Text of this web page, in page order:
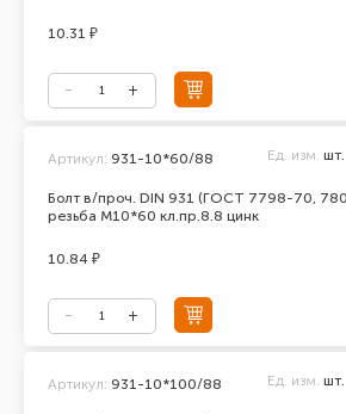
10.31 ₽
Болт в/проч. DIN 931 (ГОСТ 7798-70,
резьба М10*60 кл.пр.8.8 цинк
Артикул: 931-10*60/88 Ед. изм. шт.
10.84 ₽
Артикул: 931-10*100/88 Ед. изм. шт.